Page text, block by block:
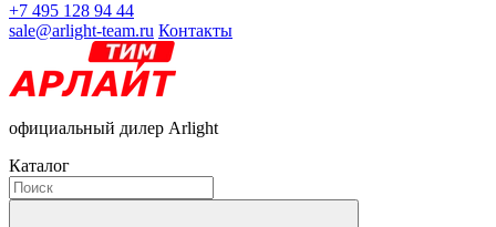
+7 495 128 94 44
sale@arlight-team.ru Контакты
официальный дилер Arlight
Каталог